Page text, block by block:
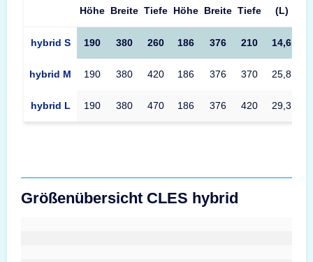
Höhe Breite Tiefe Höhe Breite Tiefe (L)
hybrid S 190 380 260 186 376 210 14,6
hybrid M 190 380 420 186 376 370 25,8
hybrid L 190 380 470 186 376 420 29,3
Größenübersicht CLES hybrid